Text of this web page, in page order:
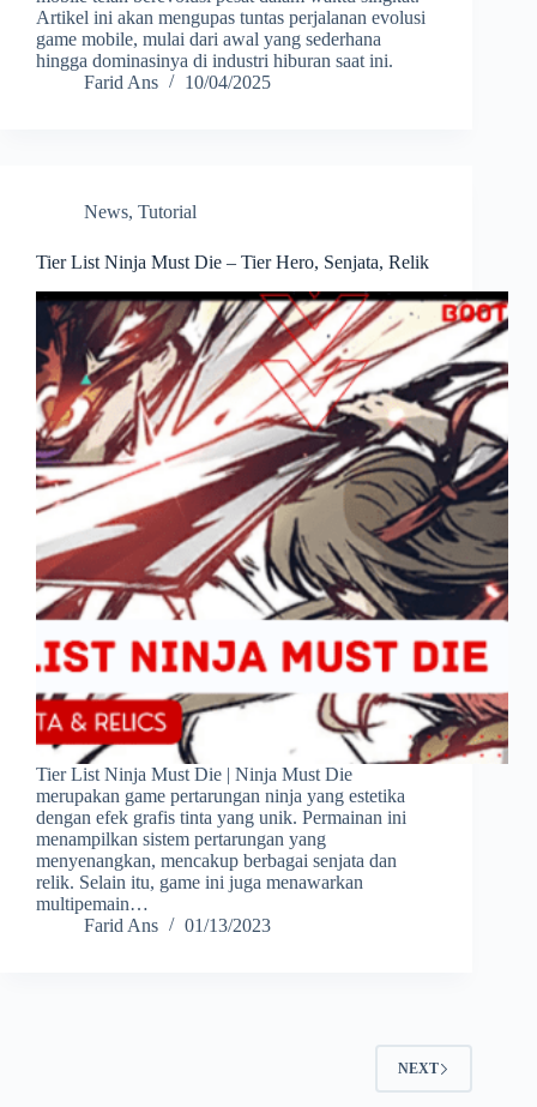
Artikel ini akan mengupas tuntas perjalanan evolusi
game mobile, mulai dari awal yang sederhana
hingga dominasinya di industri hiburan saat ini.
Farid Ans
10/04/2025
News, Tutorial
Tier List Ninja Must Die – Tier Hero, Senjata, Relik
Tier List Ninja Must Die | Ninja Must Die
merupakan game pertarungan ninja yang estetika
dengan efek grafis tinta yang unik. Permainan ini
menampilkan sistem pertarungan yang
menyenangkan, mencakup berbagai senjata dan
relik. Selain itu, game ini juga menawarkan
multipemain…
Farid Ans
01/13/2023
NEXT